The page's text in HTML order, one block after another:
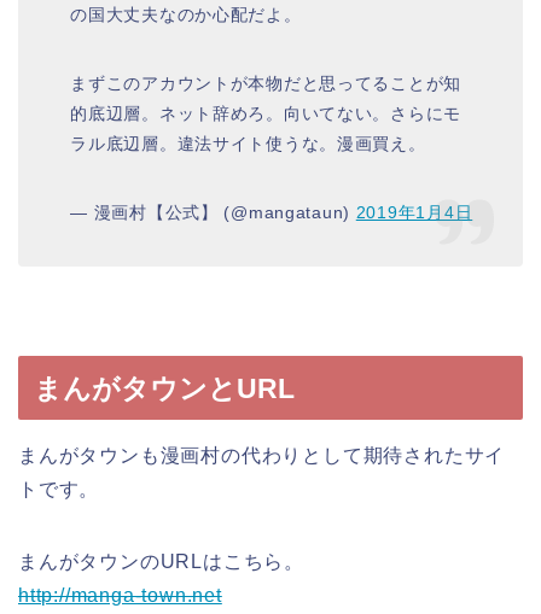
の国大丈夫なのか心配だよ。
まずこのアカウントが本物だと思ってることが知
的底辺層。ネット辞めろ。向いてない。さらにモ
ラル底辺層。違法サイト使うな。漫画買え。
— 漫画村【公式】 (@mangataun) 2019年1月4日
まんがタウンとURL
まんがタウンも漫画村の代わりとして期待されたサイ
トです。
まんがタウンのURLはこちら。
http://manga-town.net